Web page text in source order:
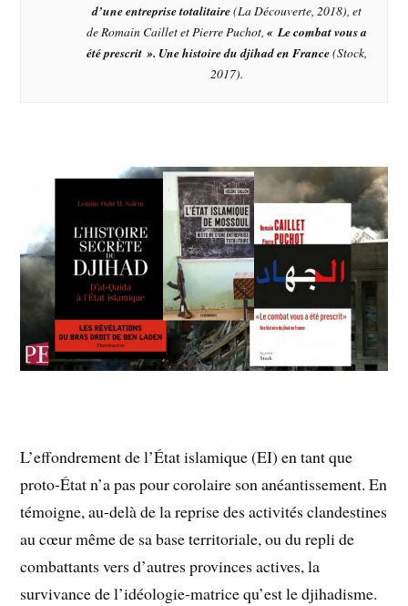
d’une entreprise totalitaire(La Découverte, 2018), et
de Romain Caillet et Pierre Puchot, « Le combat vous a
été prescrit ». Une histoire du djihad en France(Stock,
2017).
L’effondrement de l’État islamique (EI) en tant que
proto-État n’a pas pour corolaire son anéantissement. En
témoigne, au-delà de la reprise des activités clandestines
au cœur même de sa base territoriale, ou du repli de
combattants vers d’autres provinces actives, la
survivance de l’idéologie-matrice qu’est le djihadisme.